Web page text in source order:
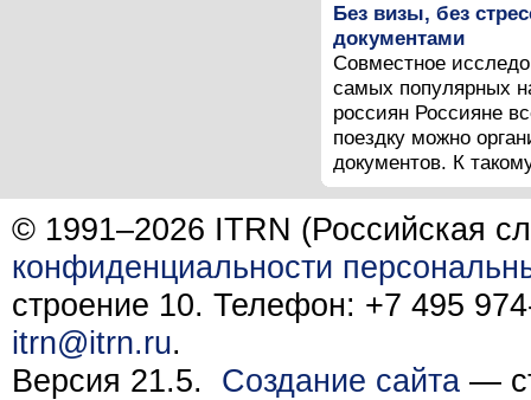
Без визы, без
документами
Совместное
самых популярных
россиян Россияне
поездку можно
документов. К
© 1991–2026 ITRN (Российская
конфиденциальности
строение 10. Телефон: +7 495
itrn@itrn.ru.
Версия 21.5. Создание сайта —